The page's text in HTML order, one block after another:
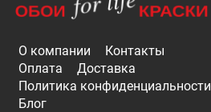
О компании
Контакты
Оплата
Доставка
Политика конфиденциальности
Блог